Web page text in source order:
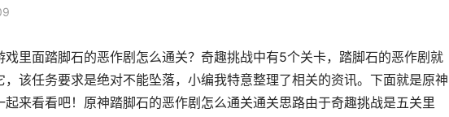
里面踏脚石的恶作剧怎么通关？奇趣挑战中有5个关卡，踏脚石的恶作剧就
该任务要求是绝对不能坠落，小编我特意整理了相关的资讯。下面就是原神
来看看吧！原神踏脚石的恶作剧怎么通关通关思路由于奇趣挑战是五关里